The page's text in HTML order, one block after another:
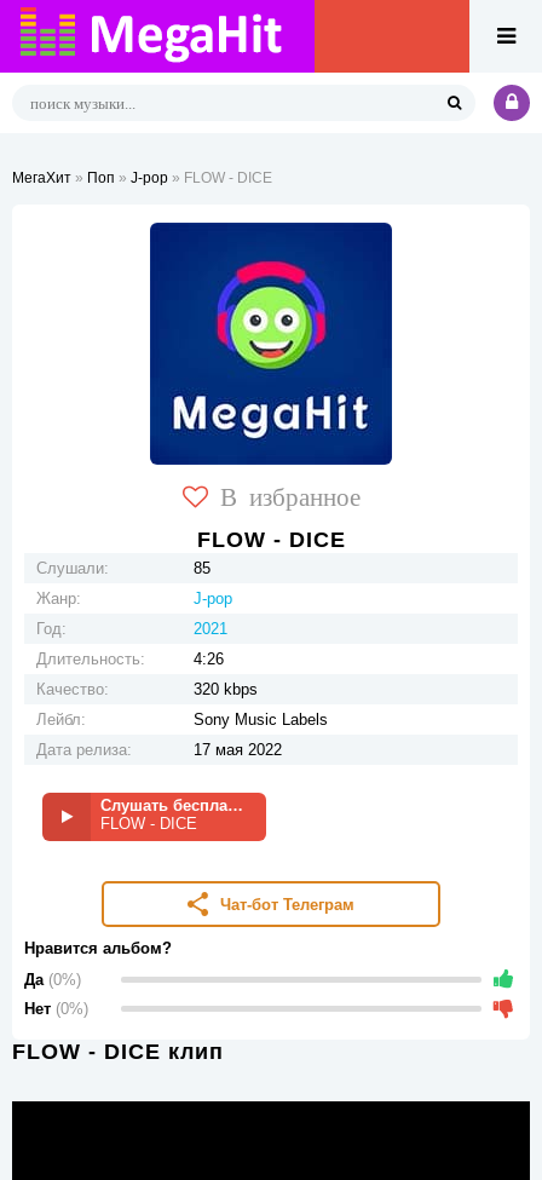
МегаХит » Поп » J-pop » FLOW - DICE
В избранное
FLOW - DICE
Слушали:
85
Жанр:
J-pop
Год:
2021
Длительность:
4:26
Качество:
320 kbps
Лейбл:
Sony Music Labels
Дата релиза:
17 мая 2022
Слушать бесплатно
FLOW - DICE
Чат-бот Телеграм
Нравится альбом?
Да (0%)
Нет (0%)
FLOW - DICE клип